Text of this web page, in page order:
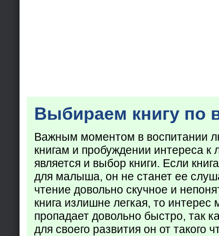
Выбираем книгу по
Важным моментом в воспитании
книгам и пробуждении интереса к
является и выбор книги. Если
для малыша, он не станет ее
чтение довольно скучное и
книга излишне легкая, то
пропадает довольно быстро, так
для своего развития он от такого